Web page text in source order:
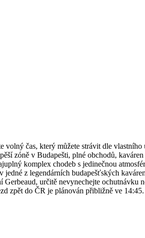
volný čas, který můžete strávit dle
zóně v Budapešti, plné obchodů,
komplex chodeb s jedinečnou
jedné z legendárních budapešťských
Gerbeaud, určitě nevynechejte ochutnávku
zpět do ČR je plánován přibližně ve 14:45.